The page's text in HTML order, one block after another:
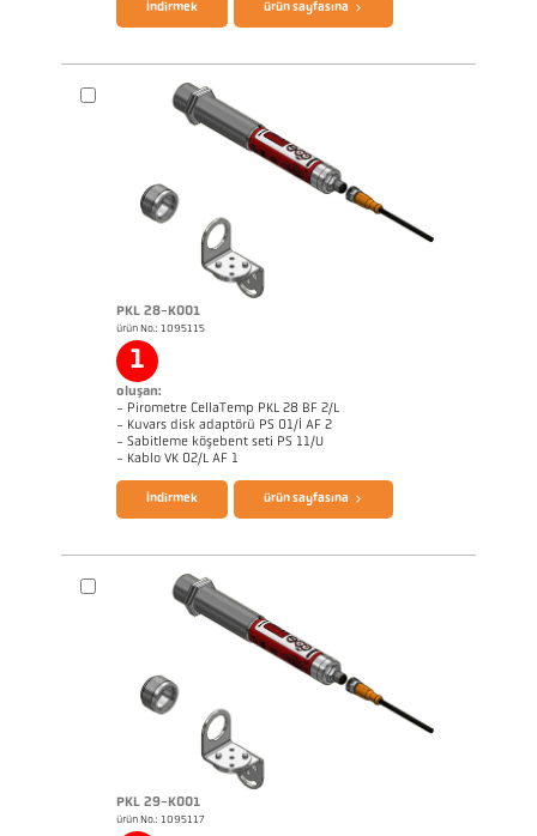
İndirmek ürün sayfasına
PKL 28-K001
ürün No.: 1095115
1
oluşan:
- Pirometre CellaTemp PKL 28 BF 2/L
- Kuvars disk adaptörü PS 01/I AF 2
- Sabitleme köşebent seti PS 11/U
- Kablo VK 02/L AF 1
broşür CellaTemp PK PKF PKL Questionnaire Radiation Pyrometers
İndirmek ürün sayfasına
PKL 29-K001
ürün No.: 1095117